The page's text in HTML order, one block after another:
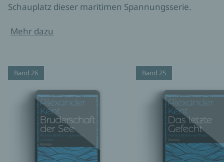
Schauplatz dieser maritimen Spannungsserie.
Mehr dazu
Band 26 Band 25